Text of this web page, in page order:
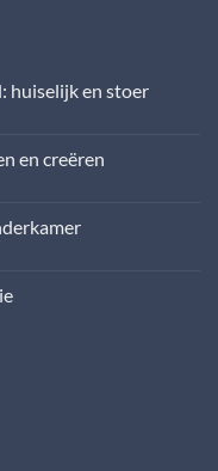
huiselijk en stoer
en creëren